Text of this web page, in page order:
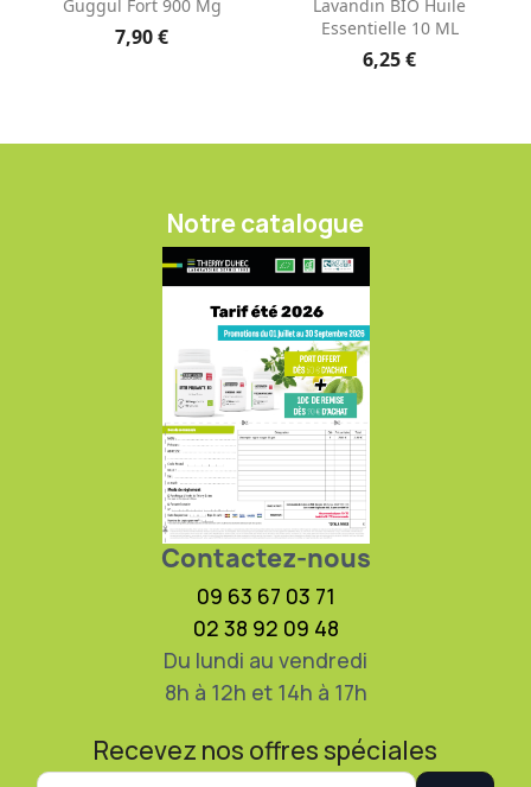
Guggul Fort 900 Mg
7,90 €
Lavandin BIO Huile
Essentielle 10 ML
6,25 €
Notre catalogue
Contactez-nous
09 63 67 03 71
02 38 92 09 48
Du lundi au vendredi
8h à 12h et 14h à 17h
Recevez nos offres spéciales